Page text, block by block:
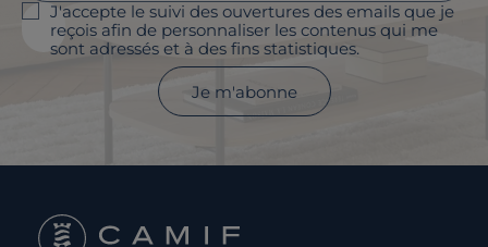
J'accepte le suivi des ouvertures des emails que je
reçois afin de personnaliser les contenus qui me
sont adressés et à des fins statistiques.
Je m'abonne